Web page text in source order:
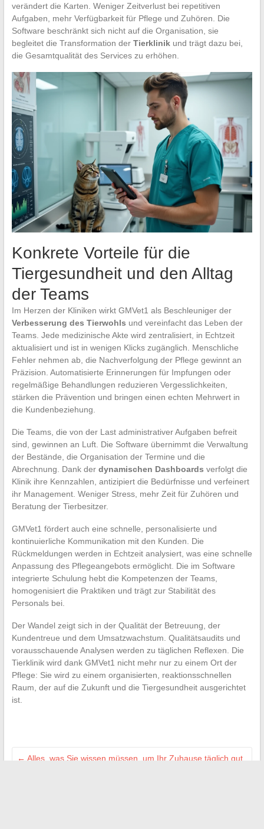
verändert die Karten. Weniger Zeitverlust bei repetitiven
Aufgaben, mehr Verfügbarkeit für Pflege und Zuhören. Die
Software beschränkt sich nicht auf die Organisation, sie
begleitet die Transformation der Tierklinikund trägt dazu bei,
die Gesamtqualität des Services zu erhöhen.
Konkrete Vorteile für die
Tiergesundheit und den Alltag
der Teams
Im Herzen der Kliniken wirkt GMVet1 als Beschleuniger der
Verbesserung des Tierwohls und vereinfacht das Leben der
Teams. Jede medizinische Akte wird zentralisiert, in Echtzeit
aktualisiert und ist in wenigen Klicks zugänglich. Menschliche
Fehler nehmen ab, die Nachverfolgung der Pflege gewinnt an
Präzision. Automatisierte Erinnerungen für Impfungen oder
regelmäßige Behandlungen reduzieren Vergesslichkeiten,
stärken die Prävention und bringen einen echten Mehrwert in
die Kundenbeziehung.
Die Teams, die von der Last administrativer Aufgaben befreit
sind, gewinnen an Luft. Die Software übernimmt die Verwaltung
der Bestände, die Organisation der Termine und die
Abrechnung. Dank der dynamischen Dashboards verfolgt die
Klinik ihre Kennzahlen, antizipiert die Bedürfnisse und verfeinert
ihr Management. Weniger Stress, mehr Zeit für Zuhören und
Beratung der Tierbesitzer.
GMVet1 fördert auch eine schnelle, personalisierte und
kontinuierliche Kommunikation mit den Kunden. Die
Rückmeldungen werden in Echtzeit analysiert, was eine schnelle
Anpassung des Pflegeangebots ermöglicht. Die im Software
integrierte Schulung hebt die Kompetenzen der Teams,
homogenisiert die Praktiken und trägt zur Stabilität des
Personals bei.
Der Wandel zeigt sich in der Qualität der Betreuung, der
Kundentreue und dem Umsatzwachstum. Qualitätsaudits und
vorausschauende Analysen werden zu täglichen Reflexen. Die
Tierklinik wird dank GMVet1 nicht mehr nur zu einem Ort der
Pflege: Sie wird zu einem organisierten, reaktionsschnellen
Raum, der auf die Zukunft und die Tiergesundheit ausgerichtet
ist.
← Alles, was Sie wissen müssen, um Ihr Zuhause täglich gut